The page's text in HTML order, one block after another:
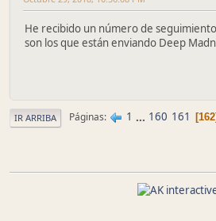
He recibido un número de
son los que están enviando Deep
IR ARRIBA Páginas 1 ... 160 161 162